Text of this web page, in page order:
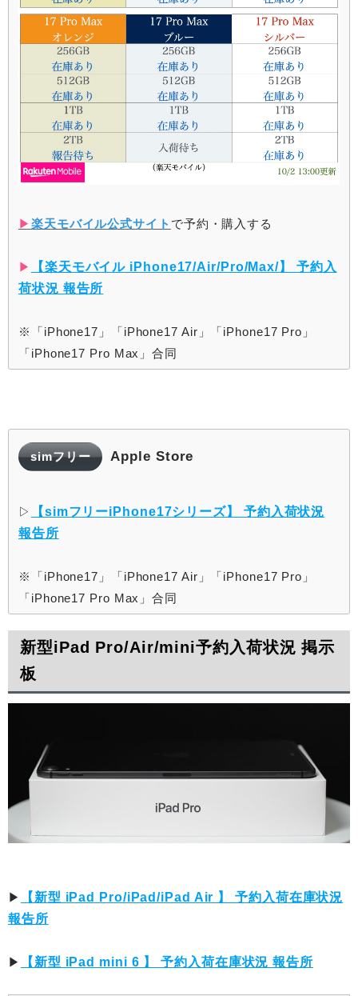
▶︎ 楽天モバイル公式サイト で予約・購入する
▶︎
【楽天モバイル iPhone17/Air/Pro/Max/】 予約入
荷状況 報告所
※「iPhone17」「iPhone17 Air」「iPhone17 Pro」
「iPhone17 Pro Max」合同
simフリー Apple Store
▷
【simフリーiPhone17シリーズ】 予約入荷状況
報告所
※「iPhone17」「iPhone17 Air」「iPhone17 Pro」
「iPhone17 Pro Max」合同
新型iPad Pro/Air/mini予約入荷状況 掲示
板
▶︎
【新型 iPad Pro/iPad/iPad Air 】 予約入荷在庫状況
報告所
▶︎ 【新型 iPad mini 6 】 予約入荷在庫状況 報告所